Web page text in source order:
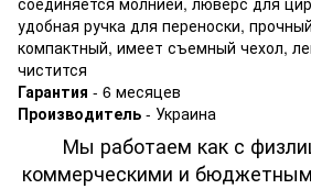
удобная ручка для переноски,
компактный, имеет съемный чехол,
чистится
Гарантия - 6 месяцев
Производитель - Украина
Мы работаем как с
коммерческими и